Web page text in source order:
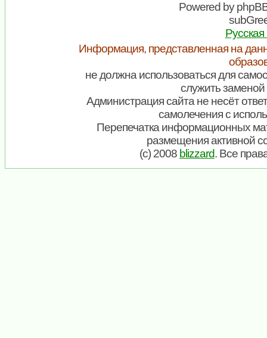
Powered by
Информация, представленная на
не должна использоваться для
служить заменой
Администрация сайта не несёт
самолечения с
Перепечатка информационных
размещения активной
(c) 2008 blizzard. Все